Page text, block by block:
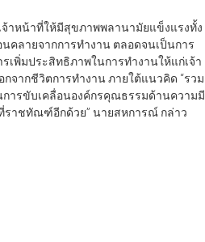
าหน้าที่ให้มีสุขภาพพลานามัยแข็งแรงทั้ง
คลายจากการทำงาน ตลอดจนเป็นการ
เพิ่มประสิทธิภาพในการทำงานให้แก่เจ้า
จากชีวิตการทำงาน ภายใต้แนวคิด “รวม
การขับเคลื่อนองค์กรคุณธรรมด้านความมี
ราชทัณฑ์อีกด้วย” นายสหการณ์ กล่าว